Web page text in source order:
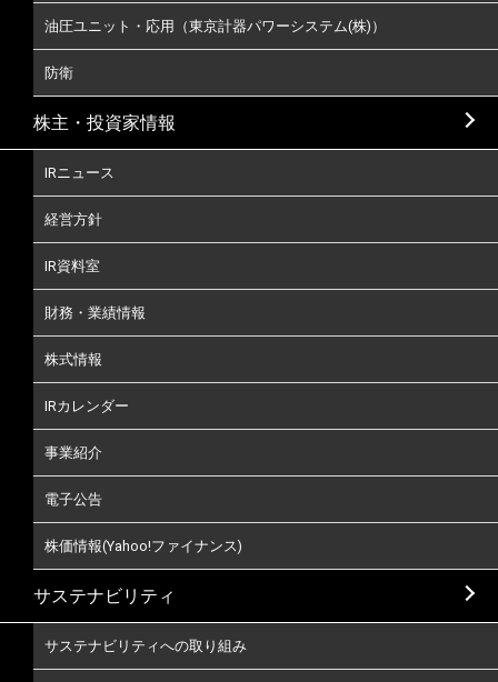
油圧ユニット・応用（東京計器パワーシステム(株)）
防衛
株主・投資家情報
IRニュース
経営方針
IR資料室
財務・業績情報
株式情報
IRカレンダー
事業紹介
電子公告
株価情報(Yahoo!ファイナンス)
サステナビリティ
サステナビリティへの取り組み